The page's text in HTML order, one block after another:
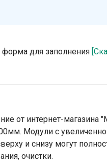
форма для заполнения
от интернет-магазина
Модули с
и снизу могут
очистки.